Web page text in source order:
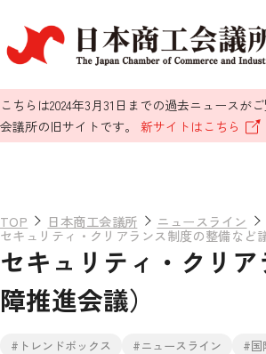
こちらは2024年3月31日までの過去ニュースが
会議所の旧サイトです。 新サイトはこちら
TOP 日本商工会議所 ニュースライン
セキュリティ・クリアランス制度の整備など
セキュリティ・クリ
障推進会議）
#トレンドボックス #ニュースライン #国